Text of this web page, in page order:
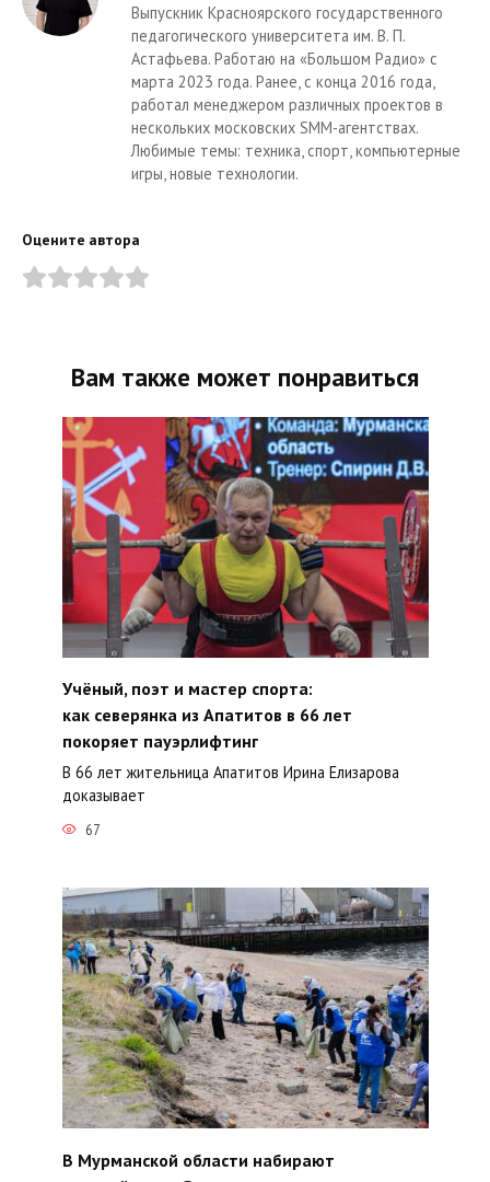
Выпускник Красноярского государственного
педагогического университета им. В. П.
Астафьева. Работаю на «Большом Радио» с
марта 2023 года. Ранее, с конца 2016 года,
работал менеджером различных проектов в
нескольких московских SMM-агентствах.
Любимые темы: техника, спорт, компьютерные
игры, новые технологии.
Оцените автора
Вам также может понравиться
Учёный, поэт и мастер спорта:
как северянка из Апатитов в 66 лет
покоряет пауэрлифтинг
В 66 лет жительница Апатитов Ирина Елизарова
доказывает
67
В Мурманской области набирают